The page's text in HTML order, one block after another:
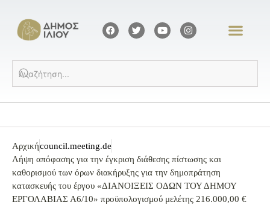
Αρχικήcouncil.meeting.de
Λήψη απόφασης για την έγκριση διάθεσης πίστωσης και
καθορισμού των όρων διακήρυξης για την δημοπράτηση
κατασκευής του έργου «ΔΙΑΝΟΙΞΕΙΣ ΟΔΩΝ ΤΟΥ ΔΗΜΟΥ
ΕΡΓΟΛΑΒΙΑΣ Α6/10» προϋπολογισμού μελέτης 216.000,00 €